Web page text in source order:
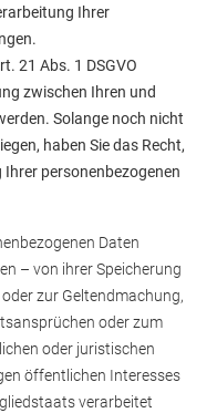
Ihrer
21 Abs. 1 DSGVO
zwischen Ihren und
Solange noch nicht
haben Sie das Recht,
personenbezogenen
Daten
– von ihrer Speicherung
zur Geltendmachung,
oder zum
oder juristischen
öffentlichen Interesses
verarbeitet